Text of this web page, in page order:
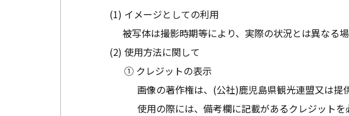
イメージとしての利用
被写体は撮影時期等により、実際の状況とは異なる
使用方法に関して
① クレジットの表示
画像の著作権は、(公社)鹿児島県観光連盟又は提
使用の際には、備考欄に記載があるクレジットを